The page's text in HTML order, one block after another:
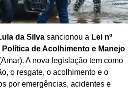
da Silva sancionou a Lei nº
Política de Acolhimento e Manejo
A nova legislação tem como
o resgate, o acolhimento e o
por emergências, acidentes e